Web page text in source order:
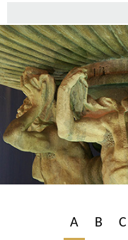
A B C